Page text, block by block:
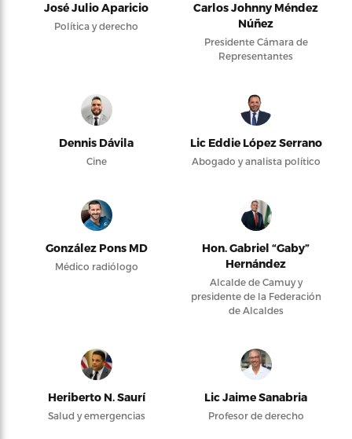
José Julio Aparicio
Política y derecho
Carlos Johnny Méndez
Núñez
Presidente Cámara de
Representantes
Dennis Dávila
Cine
Lic Eddie López Serrano
Abogado y analista político
González Pons MD
Médico radiólogo
Hon. Gabriel “Gaby”
Hernández
Alcalde de Camuy y
presidente de la Federación
de Alcaldes
Heriberto N. Saurí
Salud y emergencias
Lic Jaime Sanabria
Profesor de derecho